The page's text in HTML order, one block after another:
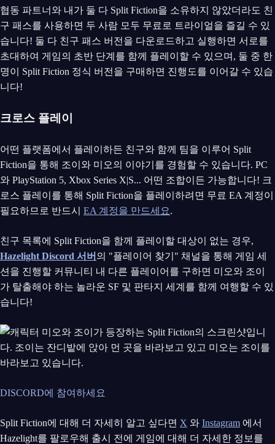
협동 파트너와 내가 둘 다 Split Fiction을 소유하지 않았더라도 친
구 패스를 사용하면 두 사람 모두 무료로 트라이얼을 즐길 수 있
습니다! 둘 다 친구 패스 버전을 다운로드하고 실행하면 서로를
초대하여 게임의 초반 단계를 함께 플레이할 수 있으며, 둘 중 한
명이 Split Fiction 정식 버전을 구매하면 진행도를 이어갈 수 있습
니다!
크로스 플레이
어떤 플랫폼에서 플레이하든 친구와 함께 팀을 이루어 Split
Fiction을 통해 조이와 미오의 이야기를 경험할 수 있습니다. PC
와 PlayStation 5, Xbox Series X|S... 어떤 조합이든 가능합니다! 크
로스 플레이를 통해 Split Fiction을 플레이하려면 무료 EA 계정이
필요하므로 반드시 EA 계정을 만드세요.
친구 목록에 Split Fiction을 함께 플레이할 대상이 없는 경우,
Hazelight Discord 서버 의 "플레이어 찾기" 채널을 통해 게임 세
션을 진행할 커뮤니티 내 다른 플레이어를 구하면 미오와 조이
가 탈출해야 하는 놀라운 SF 및 판타지 세계를 함께 여행할 수 있
습니다!
DISCORD에 참여하세요
Split Fiction에 대해 더 자세히 알고 싶다면 X 와 Instagram 에서
Hazelight를 팔로우해 출시 전에 게임에 대해 더 자세한 정보를